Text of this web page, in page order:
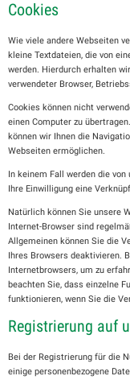
Cookies
Wie viele andere Webseiten
kleine Textdateien, die von
werden. Hierdurch erhalten
verwendeter Browser,
Cookies können nicht
einen Computer zu
können wir Ihnen die
Webseiten ermöglichen.
In keinem Fall werden die
Ihre Einwilligung eine
Natürlich können Sie unsere
Internet-Browser sind
Allgemeinen können Sie die
Ihres Browsers deaktivieren.
Internetbrowsers, um zu
beachten Sie, dass einzelne
funktionieren, wenn Sie die
Registrierung auf
Bei der Registrierung für die
einige personenbezogene